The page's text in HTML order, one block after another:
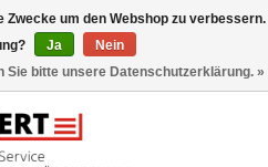
um den Webshop zu verbessern.
Ja
Nein
Sie bitte unsere Datenschutzerklärung. »